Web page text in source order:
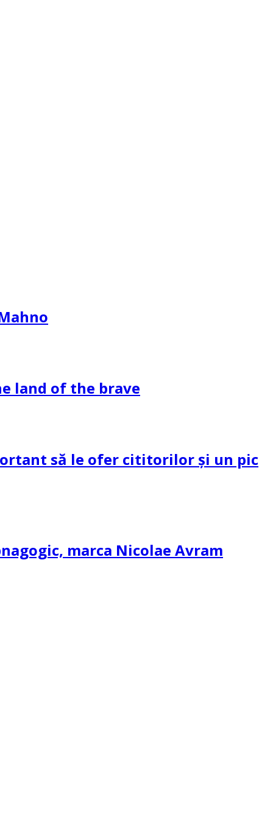
land of the brave
să le ofer cititorilor și un pic
marca Nicolae Avram